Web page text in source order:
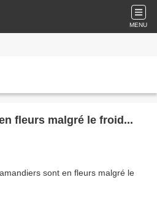
MENU
fleurs malgré le froid...